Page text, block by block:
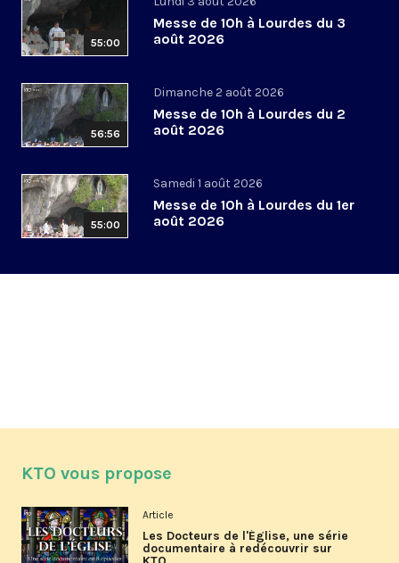
55:00
Messe de 10h à Lourdes du 3
août 2026
56:56
Dimanche 2 août 2026
Messe de 10h à Lourdes du 2
août 2026
55:00
Samedi 1 août 2026
Messe de 10h à Lourdes du 1er
août 2026
KTO vous propose
Article
Les Docteurs de l'Église, une série
documentaire à redécouvrir sur